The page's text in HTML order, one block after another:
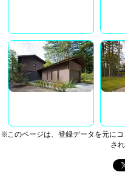
※このページは、登録データを元に
さ